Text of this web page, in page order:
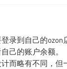
录到自己的
己的账户余额。
而略有不同，